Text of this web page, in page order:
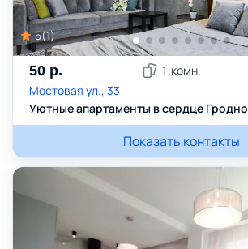
5(1)
50 р. 1-комн.
Мостовая ул., 33
Уютные апартаменты в сердце Гродно
Показать контакты